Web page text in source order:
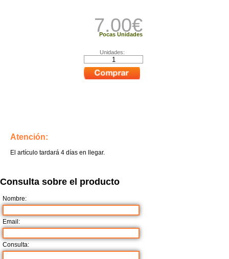
7.00€
Pocas Unidades
Unidades:
Atención:
El artículo tardará 4 días en llegar.
Consulta sobre el producto
Nombre:
Email:
Consulta: